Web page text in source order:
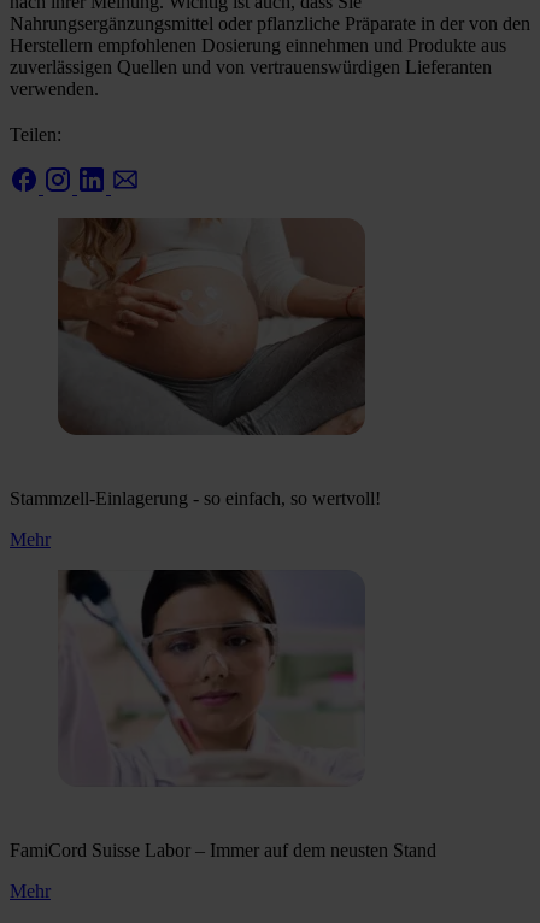
Nahrungsergänzungsmittel oder pflanzliche Präparate in der von den
Herstellern empfohlenen Dosierung einnehmen und Produkte aus
zuverlässigen Quellen und von vertrauenswürdigen Lieferanten
verwenden.
Teilen:
Stammzell-Einlagerung - so einfach, so wertvoll!
Mehr
FamiCord Suisse Labor – Immer auf dem neusten Stand
Mehr